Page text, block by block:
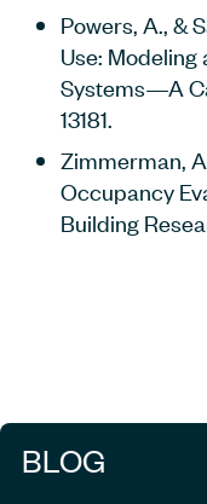
Powers, A., &
Use:
Systems—A
13181.
Zimmerman,
Occupancy
Building
BLOG